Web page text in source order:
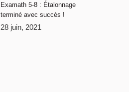
Examath 5-8 : Étalonnage
terminé avec succès !
28 juin, 2021